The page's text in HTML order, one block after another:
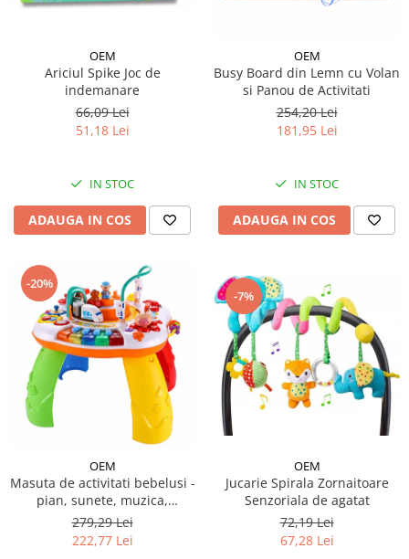
OEM
Ariciul Spike Joc de
indemanare
66,09 Lei
51,18 Lei
IN STOC
ADAUGA IN COS
OEM
Busy Board din Lemn cu Volan
si Panou de Activitati
254,20 Lei
181,95 Lei
IN STOC
ADAUGA IN COS
-20%
OEM
Masuta de activitati bebelusi -
pian, sunete, muzica,
personaje, numere
279,29 Lei
222,77 Lei
-7%
OEM
Jucarie Spirala Zornaitoare
Senzoriala de agatat
72,19 Lei
67,28 Lei